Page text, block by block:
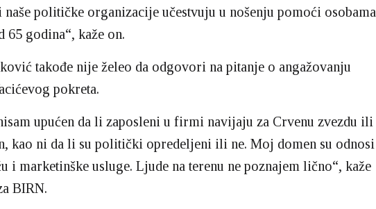
naše političke organizacije učestvuju u nošenju pomoći osobama
65 godina“, kaže on.
takođe nije želeo da odgovori na pitanje o angažovanju
pokreta.
upućen da li zaposleni u firmi navijaju za Crvenu zvezdu ili
kao ni da li su politički opredeljeni ili ne. Moj domen su odnosi
i marketinške usluge. Ljude na terenu ne poznajem lično“, kaže
BIRN.